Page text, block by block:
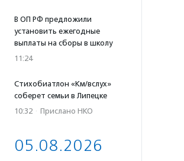
В ОП РФ предложили
установить ежегодные
выплаты на сборы в школу
11:24
Стихобиатлон «Км/вслух»
соберет семьи в Липецке
10:32 · Прислано НКО
05.08.2026